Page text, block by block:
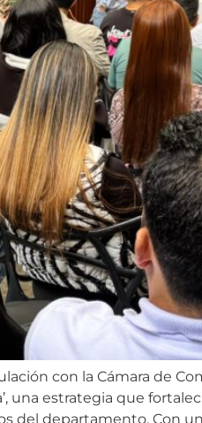
con la Cámara de
una estrategia que
del departamento. Con